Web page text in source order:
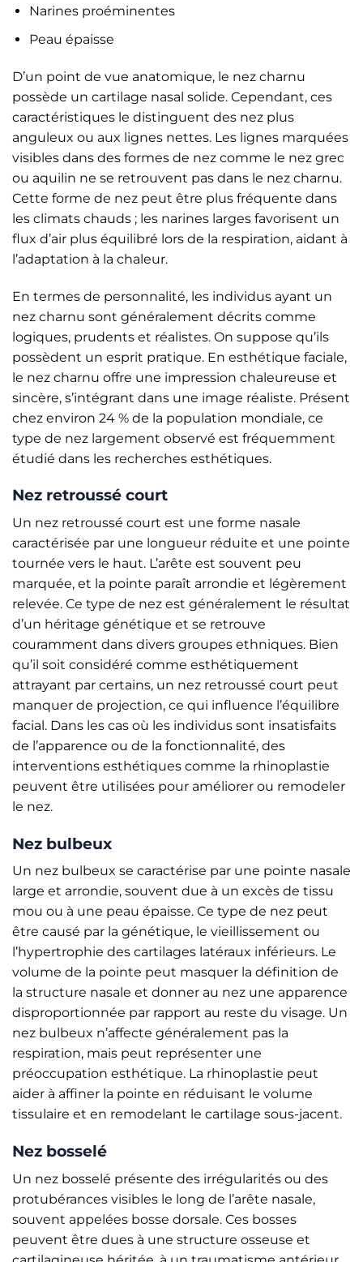
Narines proéminentes
Peau épaisse
D’un point de vue anatomique, le nez charnu
possède un cartilage nasal solide. Cependant, ces
caractéristiques le distinguent des nez plus
anguleux ou aux lignes nettes. Les lignes marquées
visibles dans des formes de nez comme le nez grec
ou aquilin ne se retrouvent pas dans le nez charnu.
Cette forme de nez peut être plus fréquente dans
les climats chauds ; les narines larges favorisent un
flux d’air plus équilibré lors de la respiration, aidant à
l’adaptation à la chaleur.
En termes de personnalité, les individus ayant un
nez charnu sont généralement décrits comme
logiques, prudents et réalistes. On suppose qu’ils
possèdent un esprit pratique. En esthétique faciale,
le nez charnu offre une impression chaleureuse et
sincère, s’intégrant dans une image réaliste. Présent
chez environ 24 % de la population mondiale, ce
type de nez largement observé est fréquemment
étudié dans les recherches esthétiques.
Nez retroussé court
Un nez retroussé court est une forme nasale
caractérisée par une longueur réduite et une pointe
tournée vers le haut. L’arête est souvent peu
marquée, et la pointe paraît arrondie et légèrement
relevée. Ce type de nez est généralement le résultat
d’un héritage génétique et se retrouve
couramment dans divers groupes ethniques. Bien
qu’il soit considéré comme esthétiquement
attrayant par certains, un nez retroussé court peut
manquer de projection, ce qui influence l’équilibre
facial. Dans les cas où les individus sont insatisfaits
de l’apparence ou de la fonctionnalité, des
interventions esthétiques comme la rhinoplastie
peuvent être utilisées pour améliorer ou remodeler
le nez.
Nez bulbeux
Un nez bulbeux se caractérise par une pointe nasale
large et arrondie, souvent due à un excès de tissu
mou ou à une peau épaisse. Ce type de nez peut
être causé par la génétique, le vieillissement ou
l’hypertrophie des cartilages latéraux inférieurs. Le
volume de la pointe peut masquer la définition de
la structure nasale et donner au nez une apparence
disproportionnée par rapport au reste du visage. Un
nez bulbeux n’affecte généralement pas la
respiration, mais peut représenter une
préoccupation esthétique. La rhinoplastie peut
aider à affiner la pointe en réduisant le volume
tissulaire et en remodelant le cartilage sous-jacent.
Nez bosselé
Un nez bosselé présente des irrégularités ou des
protubérances visibles le long de l’arête nasale,
souvent appelées bosse dorsale. Ces bosses
peuvent être dues à une structure osseuse et